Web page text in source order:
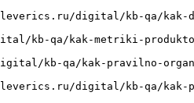
cleverics.ru/digital/kb-qa/
kb-qa/kak-metriki-
digital/kb-qa/kak-pravilno-
cleverics.ru/digital/kb-qa/